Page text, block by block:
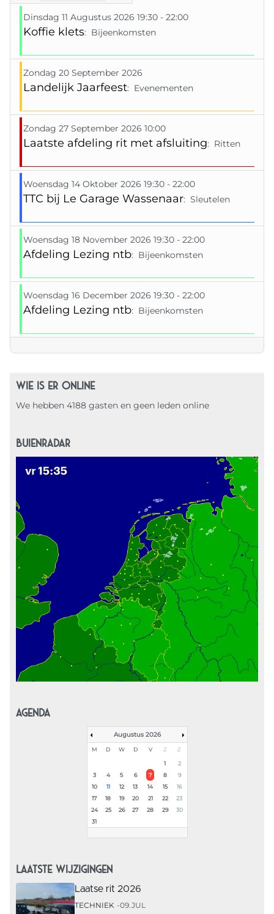
Dinsdag 11 Augustus 2026 19:30 - 22:00
Koffie klets: Bijeenkomsten
Zondag 20 September 2026
Landelijk Jaarfeest: Evenementen
Zondag 27 September 2026 10:00
Laatste afdeling rit met afsluiting: Ritten
Woensdag 14 Oktober 2026 19:30 - 22:00
TTC bij Le Garage Wassenaar: Sleutelen
Woensdag 18 November 2026 19:30 - 22:00
Afdeling Lezing ntb: Bijeenkomsten
Woensdag 16 December 2026 19:30 - 22:00
Afdeling Lezing ntb: Bijeenkomsten
Pagination List Limit
WIE IS ER ONLINE
We hebben 4188 gasten en geen leden online
BUIENRADAR
AGENDA
Augustus 2026
M D W D V Z Z
1
2
3
4 5 6 7 8
9
10
11 12 13 14 15
16
17
18 19 20 21 22
23
24
25 26 27 28 29
30
31
LAATSTE WIJZIGINGEN
Laatse rit 2026
TECHNIEK 09.JUL